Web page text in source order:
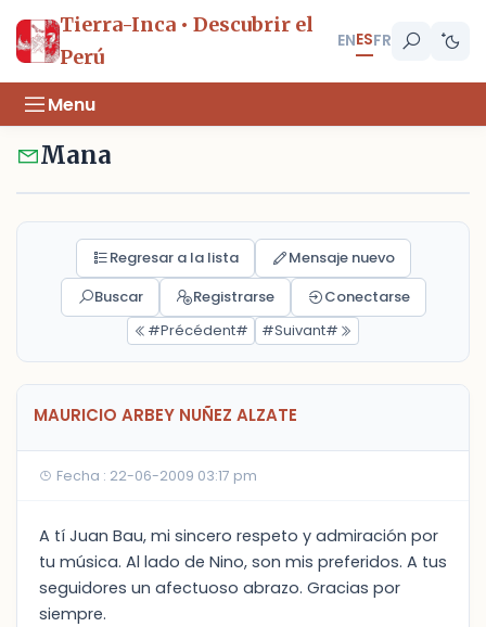
Tierra-Inca • Descubrir el
Perú
ENESFR
Menu
Mana
Regresar a la lista
Mensaje nuevo
Buscar
Registrarse
Conectarse
#Précédent#
#Suivant#
MAURICIO ARBEY NUÑEZ ALZATE
Fecha : 22-06-2009 03:17 pm
A tí Juan Bau, mi sincero respeto y admiración por
tu música. Al lado de Nino, son mis preferidos. A tus
seguidores un afectuoso abrazo. Gracias por
siempre.